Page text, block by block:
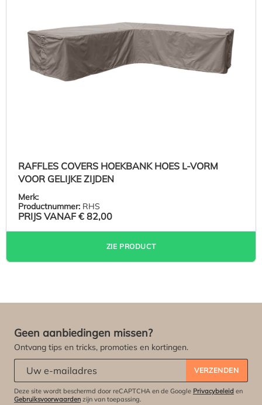
RAFFLES COVERS HOEKBANK HOES L-VORM
VOOR GELIJKE ZIJDEN
Merk:
Productnummer: RHS
PRIJS VANAF € 82,00
ZIE PRODUCT
Geen aanbiedingen missen?
Ontvang tips en tricks, promoties en kortingen.
VERZENDEN
Deze site wordt beschermd door reCAPTCHA en de Google Privacybeleid en
Gebruiksvoorwaarden zijn van toepassing.